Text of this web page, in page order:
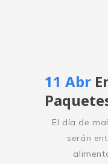
11 Abr
El día de
serán